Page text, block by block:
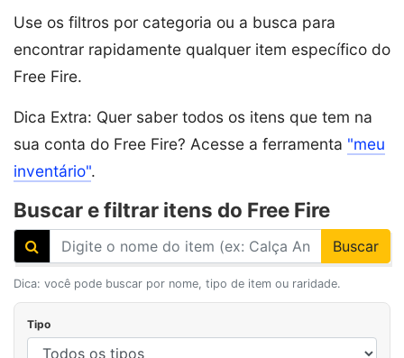
Use os filtros por categoria ou a busca para
encontrar rapidamente qualquer item específico do
Free Fire.
Dica Extra: Quer saber todos os itens que tem na
sua conta do Free Fire? Acesse a ferramenta "meu
inventário".
Buscar e filtrar itens do Free Fire
Buscar
Dica: você pode buscar por nome, tipo de item ou raridade.
Tipo